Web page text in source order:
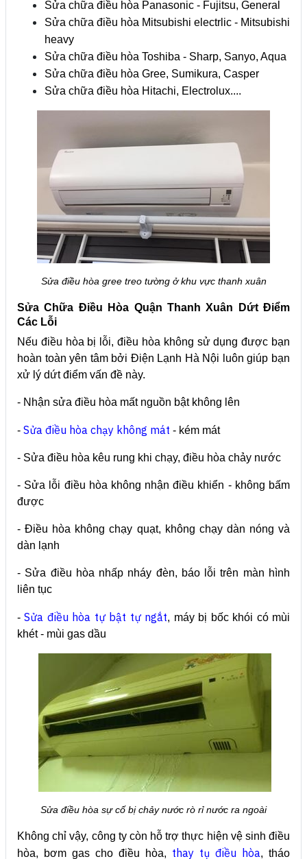
Sửa chữa điều hòa Panasonic - Fujitsu, General
Sửa chữa điều hòa Mitsubishi electrlic - Mitsubishi
heavy
Sửa chữa điều hòa Toshiba - Sharp, Sanyo, Aqua
Sửa chữa điều hòa Gree, Sumikura, Casper
Sửa chữa điều hòa Hitachi, Electrolux....
Sửa điều hòa gree treo tường ở khu vực thanh xuân
Sửa Chữa Điều Hòa Quận Thanh Xuân Dứt Điểm
Các Lỗi
Nếu điều hòa bị lỗi, điều hòa không sử dụng được bạn
hoàn toàn yên tâm bởi Điện Lạnh Hà Nội luôn giúp bạn
xử lý dứt điểm vấn đề này.
- Nhận sửa điều hòa mất nguồn bật không lên
- Sửa điều hòa chạy không mát - kém mát
- Sửa điều hòa kêu rung khi chạy, điều hòa chảy nước
- Sửa lỗi điều hòa không nhận điều khiển - không bấm
được
- Điều hòa không chạy quạt, không chạy dàn nóng và
dàn lạnh
- Sửa điều hòa nhấp nháy đèn, báo lỗi trên màn hình
liên tục
-Sửa điều hòa tự bật tự ngắt, máy bị bốc khói có mùi
khét - mùi gas dầu
Sửa điều hòa sự cố bị chảy nước rò rỉ nước ra ngoài
Không chỉ vậy, công ty còn hỗ trợ thực hiện vệ sinh điều
hòa, bơm gas cho điều hòa, thay tụ điều hòa, tháo